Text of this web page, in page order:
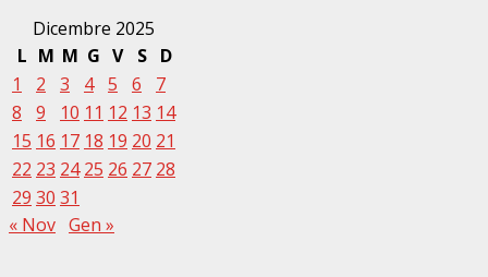
Dicembre 2025
L M M G V S
D
1
2 3 4 5 6
7
8
9 10 11 12 13 14
15 16 17 18 19 20 21
22 23 24 25 26 27 28
29 30 31
« Nov Gen »